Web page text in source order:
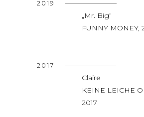
2019
„Mr. Big“
FUNNY MONEY,
2017
Claire
KEINE LEICHE
2017